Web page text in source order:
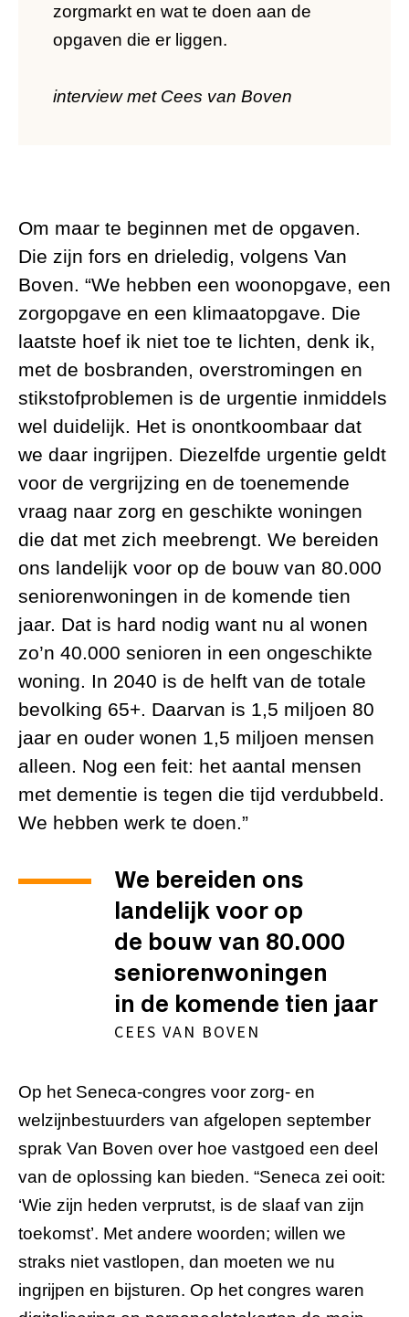
zorgmarkt en wat te doen aan de
opgaven die er liggen.
interview met Cees van Boven
Om maar te beginnen met de opgaven.
Die zijn fors en drieledig, volgens Van
Boven. “We hebben een woonopgave, een
zorgopgave en een klimaatopgave. Die
laatste hoef ik niet toe te lichten, denk ik,
met de bosbranden, overstromingen en
stikstofproblemen is de urgentie inmiddels
wel duidelijk. Het is onontkoombaar dat
we daar ingrijpen. Diezelfde urgentie geldt
voor de vergrijzing en de toenemende
vraag naar zorg en geschikte woningen
die dat met zich meebrengt. We bereiden
ons landelijk voor op de bouw van 80.000
seniorenwoningen in de komende tien
jaar. Dat is hard nodig want nu al wonen
zo’n 40.000 senioren in een ongeschikte
woning. In 2040 is de helft van de totale
bevolking 65+. Daarvan is 1,5 miljoen 80
jaar en ouder wonen 1,5 miljoen mensen
alleen. Nog een feit: het aantal mensen
met dementie is tegen die tijd verdubbeld.
We hebben werk te doen.”
We bereiden ons
landelijk voor op
de bouw van 80.000
seniorenwoningen
in de komende tien jaar
CEES VAN BOVEN
Op het Seneca-congres voor zorg- en
welzijnbestuurders van afgelopen september
sprak Van Boven over hoe vastgoed een deel
van de oplossing kan bieden. “Seneca zei ooit:
‘Wie zijn heden verprutst, is de slaaf van zijn
toekomst’. Met andere woorden; willen we
straks niet vastlopen, dan moeten we nu
ingrijpen en bijsturen. Op het congres waren